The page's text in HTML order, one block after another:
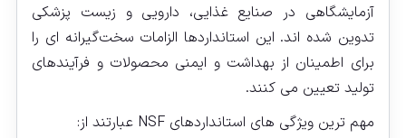
آزمایشگاهی در صنایع غذایی، دارویی و زیست پزشکی
تدوین شده‌ اند. این استانداردها الزامات سخت‌گیرانه‌ ای را
برای اطمینان از بهداشت و ایمنی محصولات و فرآیندهای
تولید تعیین می‌ کنند.
مهم‌ ترین ویژگی‌ های استانداردهای NSF عبارتند از: